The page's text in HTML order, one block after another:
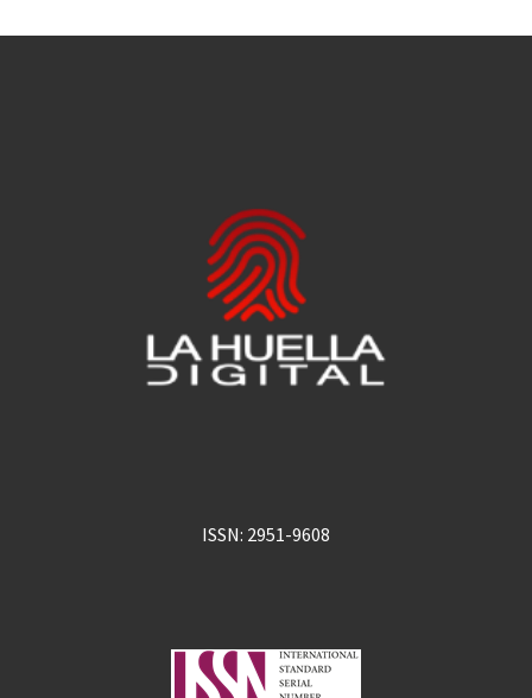
ISSN: 2951-9608